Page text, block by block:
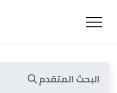
البحث المتقدم